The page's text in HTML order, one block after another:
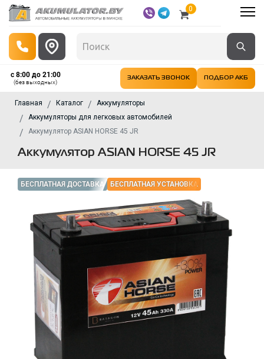
0
с 8:00 до 21:00
(без выходных)
ЗАКАЗАТЬ ЗВОНОК ПОДБОР АКБ
Главная Каталог
Аккумуляторы
Аккумуляторы для легковых автомобилей
Аккумулятор ASIAN HORSE 45 JR
Аккумулятор ASIAN HORSE 45 JR
БЕСПЛАТНАЯ ДОСТАВКА БЕСПЛАТНАЯ УСТАНОВКА